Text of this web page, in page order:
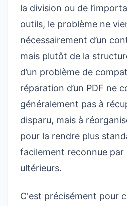
la division ou de
outils, le problème ne
nécessairement d’un
mais plutôt de la
d’un problème de
réparation d’un PDF ne
généralement pas à
disparu, mais à
pour la rendre plus
facilement reconnue par
ultérieurs.
C'est précisément pour